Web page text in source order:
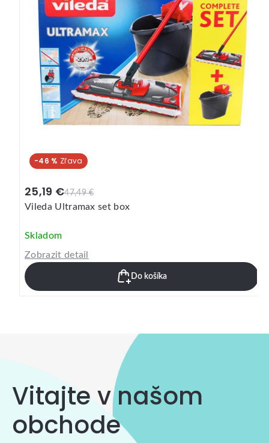
-46 %
47,49 €
25,19 €
Vileda Ultramax set box
Skladom
Zobrazit detail
Do košíka
Vitajte v našom
obchode